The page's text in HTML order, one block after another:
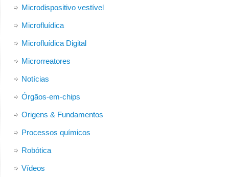
Microdispositivo vestível
Microfluídica
Microfluídica Digital
Microrreatores
Notícias
Órgãos-em-chips
Origens & Fundamentos
Processos químicos
Robótica
Vídeos